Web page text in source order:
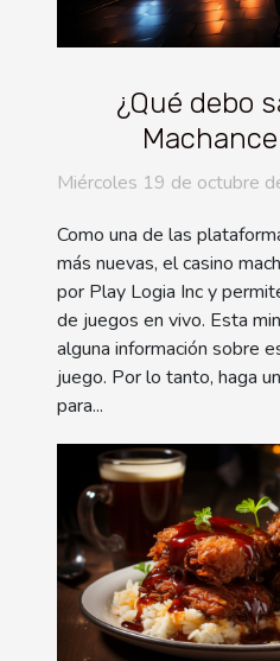
¿Qué debo
Miércoles 19 de octubre
Como una de las
más nuevas, el casino
por Play Logia Inc y
de juegos en vivo. Esta
alguna información sobre
juego. Por lo tanto, haga
para...